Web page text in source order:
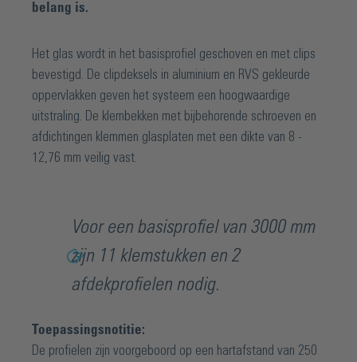
belang is.
Het glas wordt in het basisprofiel geschoven en met clips
bevestigd. De clipdeksels in aluminium en RVS gekleurde
oppervlakken geven het systeem een hoogwaardige
uitstraling. De klembekken met bijbehorende schroeven en
afdichtingen klemmen glasplaten met een dikte van 8 -
12,76 mm veilig vast.
Voor een basisprofiel van 3000 mm
zijn 11 klemstukken en 2
afdekprofielen nodig.
Toepassingsnotitie:
De profielen zijn voorgeboord op een hartafstand van 250